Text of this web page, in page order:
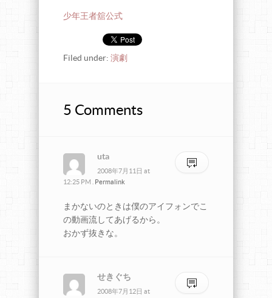
少年王者舘公式
Filed under: 演劇
5 Comments
uta
2008年7月11日 at
12:25 PM
Permalink
まかないのときは僕のアイフォンでこ
の動画流してあげるから。
おかず抜きな。
せきぐち
2008年7月12日 at